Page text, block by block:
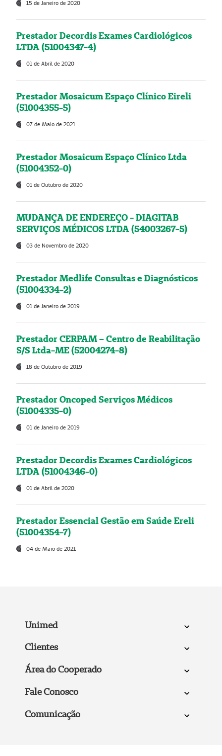
15 de Janeiro de 2020
Prestador Decordis Exames Cardiológicos
LTDA (51004347-4)
01 de Abril de 2020
Prestador Mosaicum Espaço Clínico Eireli
(51004355-5)
07 de Maio de 2021
Prestador Mosaicum Espaço Clínico Ltda
(51004352-0)
01 de Outubro de 2020
MUDANÇA DE ENDEREÇO - DIAGITAB
SERVIÇOS MÉDICOS LTDA (54003267-5)
03 de Novembro de 2020
Prestador Medlife Consultas e Diagnósticos
(51004334-2)
01 de Janeiro de 2019
Prestador CERPAM – Centro de Reabilitação
S/S Ltda-ME (52004274-8)
18 de Outubro de 2019
Prestador Oncoped Serviços Médicos
(51004335-0)
01 de Janeiro de 2019
Prestador Decordis Exames Cardiológicos
LTDA (51004346-0)
01 de Abril de 2020
Prestador Essencial Gestão em Saúde Ereli
(51004354-7)
04 de Maio de 2021
Unimed
Clientes
Área do Cooperado
Fale Conosco
Comunicação